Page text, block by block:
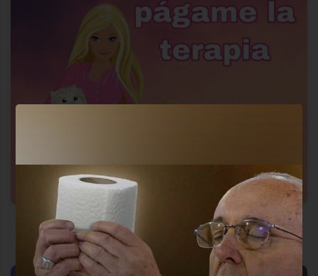
Reenviar